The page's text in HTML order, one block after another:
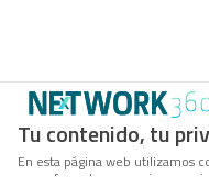
Tu contenido, tu
En esta página web utilizamos
para ofrecerle una mejor